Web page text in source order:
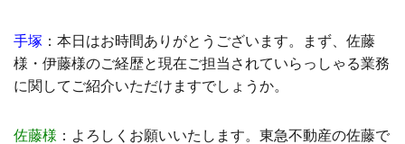
手塚 ： 本日はお時間ありがとうございます。まず、佐藤
様・伊藤様のご経歴と現在ご担当されていらっしゃる業務
に関してご紹介いただけますでしょうか。
佐藤様 ： よろしくお願いいたします。東急不動産の佐藤で